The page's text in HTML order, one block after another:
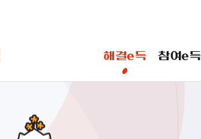
해결e득 참여e득